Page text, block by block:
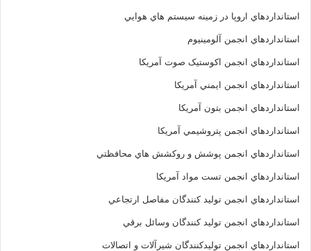
استانداردهاي اروپا در زمينه سيستم هاي هوايي
استانداردهاي انجمن آلومينيوم
استانداردهاي انجمن اکوستيک صوت آمريکا
استانداردهاي انجمن ايمني آمريکا
استانداردهاي انجمن بتون آمريکا
استانداردهاي انجمن پتروشيمي آمريکا
استانداردهاي انجمن پوشش و روکشش هاي محافظتي
استانداردهاي انجمن تست مواد آمريکا
استانداردهاي انجمن توليد کنندگان مفاصل ارتجاعي
استانداردهاي انجمن توليد کنندگان وسائل برقي
استانداردهاي انجمن توليدکنندگان شيرآلات و اتصالات